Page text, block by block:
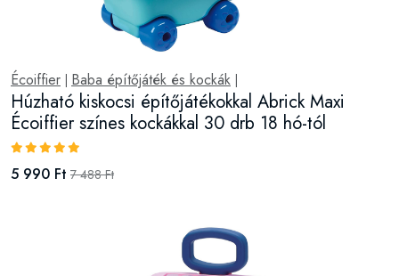
Écoiffier Baba építőjáték és kockák
Húzható kiskocsi építőjátékokkal Abrick Maxi
Écoiffier színes kockákkal 30 drb 18 hó-tól
5 990 Ft 7 488 Ft